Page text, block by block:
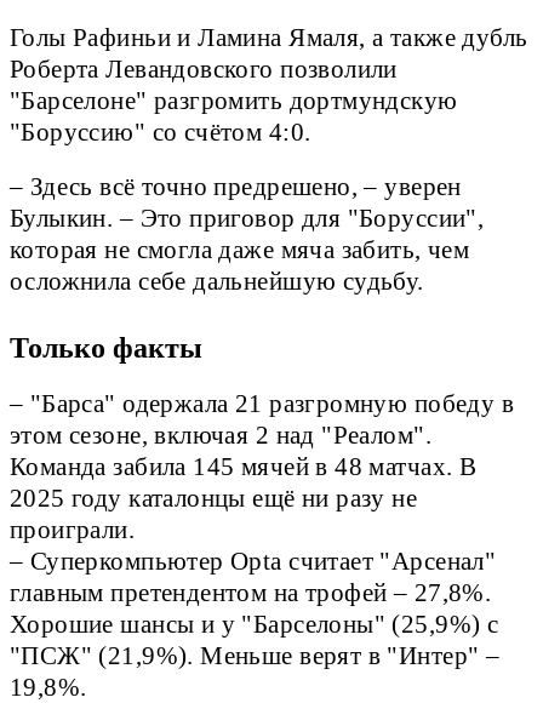
Голы Рафиньи и Ламина Ямаля, а также дубль
Роберта Левандовского позволили
"Барселоне" разгромить дортмундскую
"Боруссию" со счётом 4:0.
– Здесь всё точно предрешено, – уверен
Булыкин. – Это приговор для "Боруссии",
которая не смогла даже мяча забить, чем
осложнила себе дальнейшую судьбу.
Только факты
– "Барса" одержала 21 разгромную победу в
этом сезоне, включая 2 над "Реалом".
Команда забила 145 мячей в 48 матчах. В
2025 году каталонцы ещё ни разу не
проиграли.
– Суперкомпьютер Opta считает "Арсенал"
главным претендентом на трофей – 27,8%.
Хорошие шансы и у "Барселоны" (25,9%) с
"ПСЖ" (21,9%). Меньше верят в "Интер" –
19,8%.